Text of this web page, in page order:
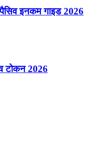
इनकम गाइड 2026
टोकन 2026